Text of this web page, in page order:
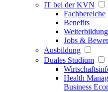
IT bei der KVN
Fachbereiche
Benefits
Weiterbildung
Jobs &
Ausbildung
Duales Studium
Health
Business